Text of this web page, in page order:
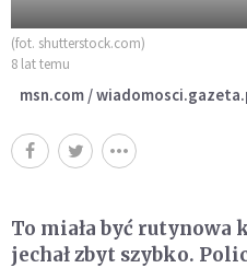
(fot. shutterstock.com)
8 lat temu
msn.com /
To miała być
jechał zbyt szybko.